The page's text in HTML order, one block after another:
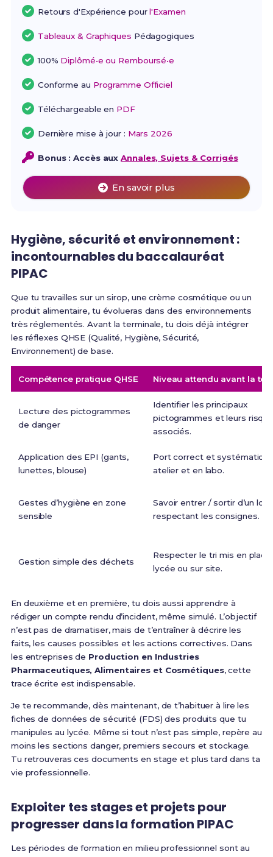
Retours d'Expérience pourl'Examen
Tableaux & Graphiques Pédagogiques
100% Diplômé•e ou Remboursé•e
Conforme au Programme Officiel
Téléchargeable en PDF
Dernière mise à jour : Mars 2026
Bonus : Accès auxAnnales, Sujets & Corrigés
En savoir plus
Hygiène, sécurité et environnement :
incontournables du baccalauréat
PIPAC
Que tu travailles sur un sirop, une crème cosmétique ou un
produit alimentaire, tu évolueras dans des environnements
très réglementés. Avant la terminale, tu dois déjà intégrer
les réflexes QHSE (Qualité, Hygiène, Sécurité,
Environnement) de base.
Compétence pratique QHSE Niveau attendu avant la
Lecture des pictogrammes
de danger
Identifier les principaux
pictogrammes et leurs
associés.
Application des EPI (gants,
lunettes, blouse)
Port correct et
atelier et en labo.
Gestes d’hygiène en zone
sensible
Savoir entrer / sortir d’un
respectant les consignes.
Gestion simple des déchets
Respecter le tri mis en place
lycée ou sur site.
En deuxième et en première, tu dois aussi apprendre à
rédiger un compte rendu d’incident, même simulé. L’objectif
n’est pas de dramatiser, mais de t’entraîner à décrire les
faits, les causes possibles et les actions correctives. Dans
les entreprises de Production en Industries
Pharmaceutiques, Alimentaires et Cosmétiques, cette
trace écrite est indispensable.
Je te recommande, dès maintenant, de t’habituer à lire les
fiches de données de sécurité (FDS) des produits que tu
manipules au lycée. Même si tout n’est pas simple, repère au
moins les sections danger, premiers secours et stockage.
Tu retrouveras ces documents en stage et plus tard dans ta
vie professionnelle.
Exploiter tes stages et projets pour
progresser dans la formation PIPAC
Les périodes de formation en milieu professionnel sont au